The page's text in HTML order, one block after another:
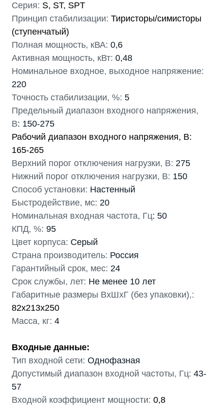
Серия: S, ST, SPT
Принцип стабилизации: Тиристоры/симисторы
(ступенчатый)
Полная мощность, кВА: 0,6
Активная мощность, кВт: 0,48
Номинальное входное, выходное напряжение:
220
Точность стабилизации, %: 5
Предельный диапазон входного напряжения,
В: 150-275
Рабочий диапазон входного напряжения, В:
165-265
Верхний порог отключения нагрузки, В: 275
Нижний порог отключения нагрузки, В: 150
Способ установки: Настенный
Быстродействие, мс: 20
Номинальная входная частота, Гц: 50
КПД, %: 95
Цвет корпуса: Серый
Страна производитель: Россия
Гарантийный срок, мес: 24
Срок службы, лет: Не менее 10 лет
Габаритные размеры ВхШхГ (без упаковки),:
82x213x250
Масса, кг: 4
Входные данные:
Тип входной сети: Однофазная
Допустимый диапазон входной частоты, Гц: 43-
57
Входной коэффициент мощности: 0,8